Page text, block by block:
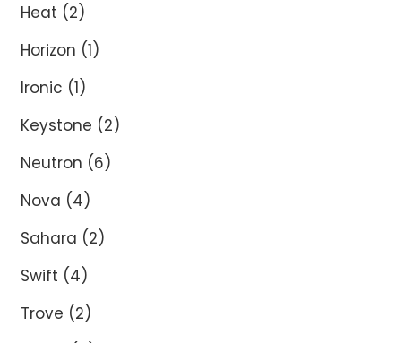
Heat (2)
Horizon (1)
Ironic (1)
Keystone (2)
Neutron (6)
Nova (4)
Sahara (2)
Swift (4)
Trove (2)